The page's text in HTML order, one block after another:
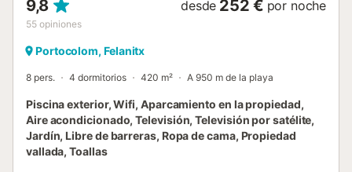
9,8
55 opiniones
desde 252 € por noche
Portocolom, Felanitx
8 pers. 4 dormitorios 420 m² A 950 m de la playa
Piscina exterior, Wifi, Aparcamiento en la propiedad,
Aire acondicionado, Televisión, Televisión por satélite,
Jardín, Libre de barreras, Ropa de cama, Propiedad
vallada, Toallas